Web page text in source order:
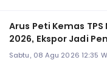
Arus Peti Kemas TPS
2026, Ekspor Jadi
Sabtu, 08 Agu 2026 12:35